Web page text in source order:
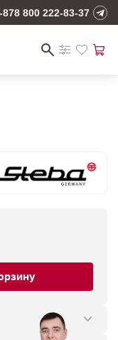
878 800 222-83-37